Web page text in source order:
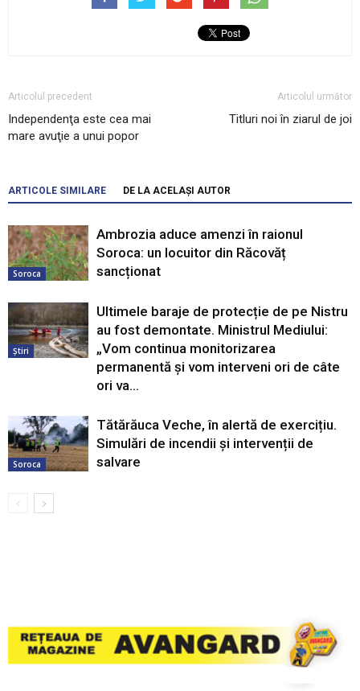
Articolul precedent
Independenţa este cea mai
mare avuţie a unui popor
Articolul următor
Titluri noi în ziarul de joi
ARTICOLE SIMILARE DE LA ACELAȘI AUTOR
Soroca
Ambrozia aduce amenzi în raionul
Soroca: un locuitor din Răcovăț
sancționat
Știri
Ultimele baraje de protecție de pe Nistru
au fost demontate. Ministrul Mediului:
„Vom continua monitorizarea
permanentă și vom interveni ori de câte
ori va...
Soroca
Tătărăuca Veche, în alertă de exercițiu.
Simulări de incendii și intervenții de
salvare